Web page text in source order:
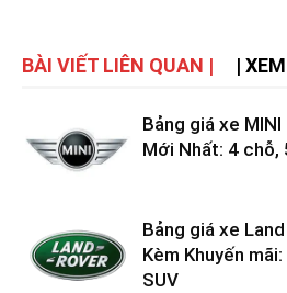
BÀI VIẾT LIÊN QUAN | |
Bảng giá xe
Mới Nhất: 4 chỗ,
Bảng giá xe
Kèm Khuyến
SUV